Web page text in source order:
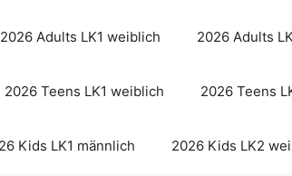
2026 Adults LK1 weiblich 2026 Adults
2026 Teens LK1 weiblich 2026 Teens
Kids LK1 männlich 2026 Kids LK2